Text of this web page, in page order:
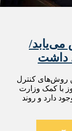
می‌یابد/
داشت
روش‌های کنترل
با کمک وزارت
دارد و روند